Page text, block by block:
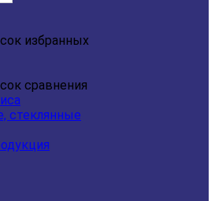
избранных
сравнения
стеклянные